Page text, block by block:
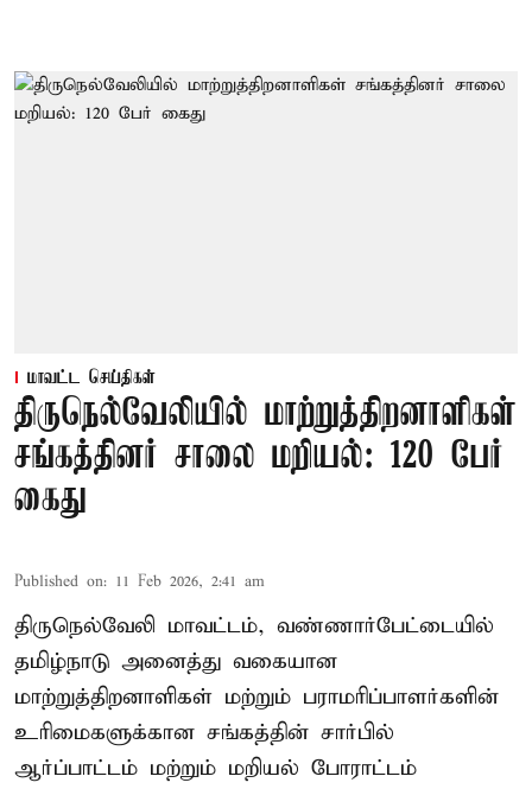
மாவட்ட செய்திகள்
திருநெல்வேலியில் மாற்றுத்திறனாளிகள்
சங்கத்தினர் சாலை மறியல்: 120 பேர்
கைது
Published on: 11 Feb 2026, 2:41 am
திருநெல்வேலி மாவட்டம், வண்ணார்பேட்டையில்
தமிழ்நாடு அனைத்து வகையான
மாற்றுத்திறனாளிகள் மற்றும் பராமரிப்பாளர்களின்
உரிமைகளுக்கான சங்கத்தின் சார்பில்
ஆர்ப்பாட்டம் மற்றும் மறியல் போராட்டம்